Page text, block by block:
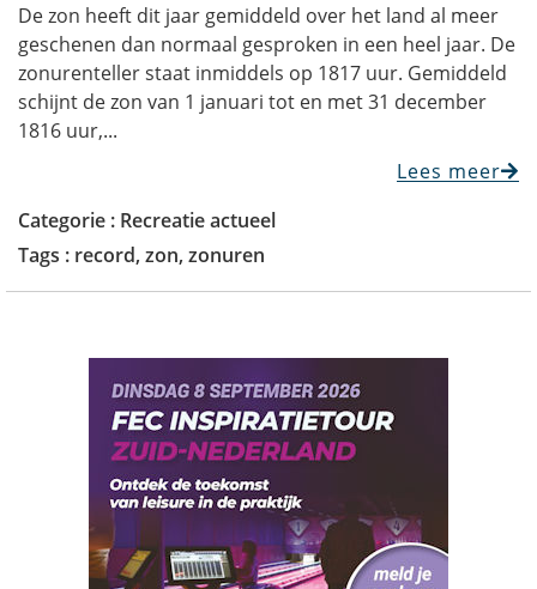
De zon heeft dit jaar gemiddeld over het land al meer
geschenen dan normaal gesproken in een heel jaar. De
zonurenteller staat inmiddels op 1817 uur. Gemiddeld
schijnt de zon van 1 januari tot en met 31 december
1816 uur,...
Lees meer
Categorie : Recreatie actueel
Tags : record, zon, zonuren